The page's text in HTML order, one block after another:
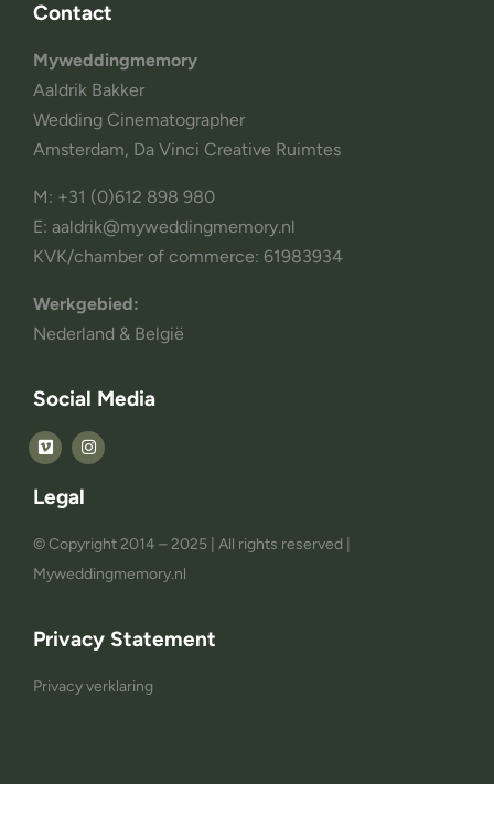
Contact
Myweddingmemory
Aaldrik Bakker
Wedding Cinematographer
Amsterdam, Da Vinci Creative Ruimtes
M: +31 (0)612 898 980
E: aaldrik@myweddingmemory.nl
KVK/chamber of commerce: 61983934
Werkgebied:
Nederland & België
Social Media
Legal
© Copyright 2014 – 2025 | All rights reserved |
Myweddingmemory.nl
Privacy Statement
Privacy verklaring